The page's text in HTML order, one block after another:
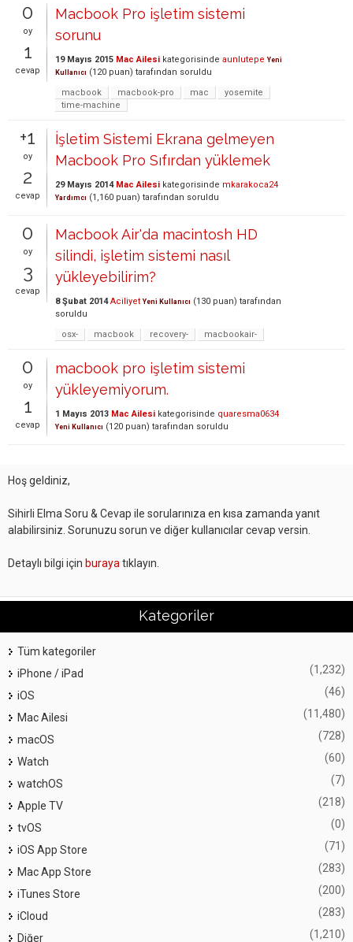
0
oy
1
cevap
Macbook Pro işletim sistemi
sorunu
19 Mayıs 2015 Mac Ailesi kategorisinde aunlutepe Yeni
Kullanıcı (120 puan) tarafından soruldu
macbook
macbook-pro mac
yosemite
time-machine
+1
oy
2
cevap
İşletim Sistemi Ekrana gelmeyen
Macbook Pro Sıfırdan yüklemek
29 Mayıs 2014 Mac Ailesi kategorisinde mkarakoca24
Yardımcı (1,160 puan) tarafından soruldu
0
oy
3
cevap
Macbook Air'da macintosh HD
silindi, işletim sistemi nasıl
yükleyebilirim?
8 Şubat 2014 Aciliyet Yeni Kullanıcı (130 puan) tarafından
soruldu
osx-
macbook recovery- macbookair-
0
oy
1
cevap
macbook pro işletim sistemi
yükleyemiyorum.
1 Mayıs 2013 Mac Ailesi kategorisinde quaresma0634
Yeni Kullanıcı (120 puan) tarafından soruldu
Hoş geldiniz,
Sihirli Elma Soru & Cevap ile sorularınıza en kısa zamanda yanıt
alabilirsiniz. Sorunuzu sorun ve diğer kullanıcılar cevap versin.
Detaylı bilgi için buraya tıklayın.
Kategoriler
Tüm kategoriler
iPhone / iPad
(1,232)
iOS (46)
Mac Ailesi (11,480)
macOS (728)
Watch (60)
watchOS (7)
Apple TV (218)
tvOS (0)
iOS App Store (71)
Mac App Store (283)
iTunes Store (200)
iCloud (283)
Diğer (1,210)